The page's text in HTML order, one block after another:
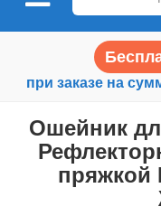
при заказе на
Ошейник
пряжкой